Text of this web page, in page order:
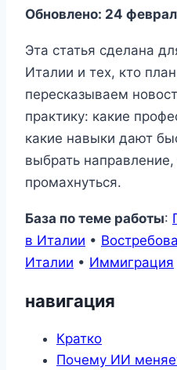
Обновлено: 24
Эта статья сделана
Италии и тех, кто
пересказываем
практику: какие
какие навыки дают
выбрать
промахнуться.
База по теме работы:
в Италии •
Италии • Иммиграция
навигация
Кратко
Почему ИИ